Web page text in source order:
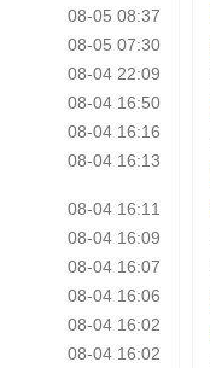
08-05 08:37
08-05 07:30
08-04 22:09
08-04 16:50
08-04 16:16
08-04 16:13
08-04 16:11
08-04 16:09
08-04 16:07
08-04 16:06
08-04 16:02
08-04 16:02